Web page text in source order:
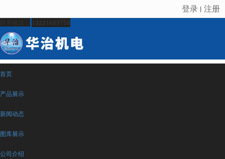
很遗憾，因您的浏览器版本过低导致无法获得最佳浏览体验，推荐下载安装谷歌浏览器！
登录 丨 注册
首页
产品展示
新闻动态
图库展示
公司介绍